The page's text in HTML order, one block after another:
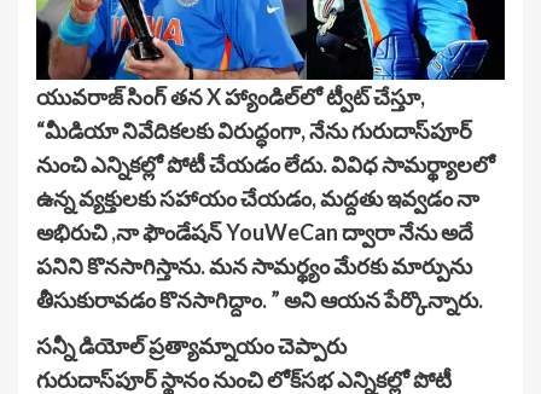
యువరాజ్ సింగ్ తన X హ్యాండిల్‌లో ట్వీట్ చేస్తూ,
“మీడియా నివేదికలకు విరుద్ధంగా, నేను గురుదాస్‌పూర్
నుంచి ఎన్నికల్లో పోటీ చేయడం లేదు. వివిధ సామర్థ్యాలలో
ఉన్న వ్యక్తులకు సహాయం చేయడం, మద్దతు ఇవ్వడం నా
అభిరుచి ,నా ఫౌండేషన్ YouWeCan ద్వారా నేను అదే
పనిని కొనసాగిస్తాను. మన సామర్థ్యం మేరకు మార్పును
తీసుకురావడం కొనసాగిద్దాం. ” అని ఆయన పేర్కొన్నారు.
సన్నీ డియోల్ ప్రత్యామ్నాయం చెప్పారు
గురుదాస్‌పూర్ స్థానం నుంచి లోక్‌సభ ఎన్నికల్లో పోటీ